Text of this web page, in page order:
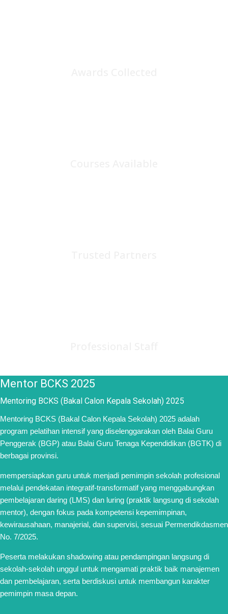
Mentor BCKS 2025
Mentoring BCKS (Bakal Calon Kepala Sekolah) 2025
Mentoring BCKS (Bakal Calon Kepala Sekolah) 2025 adalah
program pelatihan intensif yang diselenggarakan oleh Balai Guru
Penggerak (BGP) atau Balai Guru Tenaga Kependidikan (BGTK) di
berbagai provinsi.
mempersiapkan guru untuk menjadi pemimpin sekolah profesional
melalui pendekatan integratif-transformatif yang menggabungkan
pembelajaran daring (LMS) dan luring (praktik langsung di sekolah
mentor), dengan fokus pada kompetensi kepemimpinan,
kewirausahaan, manajerial, dan supervisi, sesuai Permendikdasmen
No. 7/2025.
Peserta melakukan shadowing atau pendampingan langsung di
sekolah-sekolah unggul untuk mengamati praktik baik manajemen
dan pembelajaran, serta berdiskusi untuk membangun karakter
pemimpin masa depan.